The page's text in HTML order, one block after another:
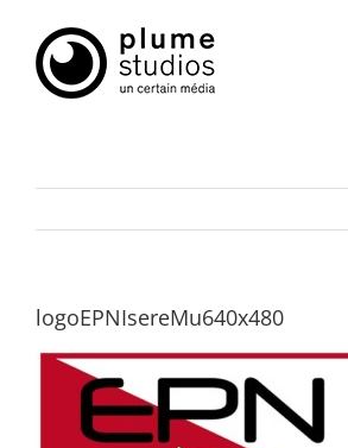
contenu
logoEPNIsereMu640x480